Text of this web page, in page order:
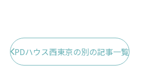
PDハウス西東京の別の記事一覧